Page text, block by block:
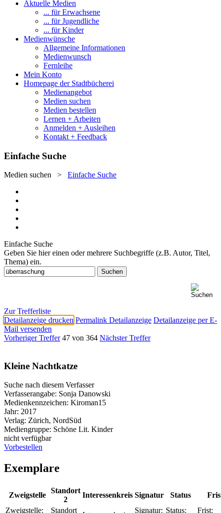
Aktuelle Medien
... für Erwachsene
... für Jugendliche
... für Kinder
Medienwünsche
Allgemeine Informationen
Medienwunsch
Fernleihe
Mein Konto
Homepage der Stadtbücherei
Medienangebot
Medien suchen
Medien bestellen
Lernen + Arbeiten
Anmelden + Ausleihen
Kontakt + Feedback
Einfache Suche
Medien suchen > Einfache Suche
Einfache Suche
Geben Sie hier einen oder mehrere Suchbegriffe (z.B. Autor, Titel,
Thema) ein.
Zur Trefferliste
Detailanzeige drucken Permalink Detailanzeige Detailanzeige per E-
Mail versenden
Vorheriger Treffer 47 von 364 Nächster Treffer
Kleine Nachtkatze
Suche nach diesem Verfasser
Verfasserangabe: Sonja Danowski
Medienkennzeichen: Kiroman15
Jahr: 2017
Verlag: Zürich, NordSüd
Mediengruppe: Schöne Lit. Kinder
nicht verfügbar
Vorbestellen
Exemplare
Zweigstelle
Standort
2
Interessenkreis Signatur Status
Zweigstelle:
Standort
Signatur: Status:
Frist: